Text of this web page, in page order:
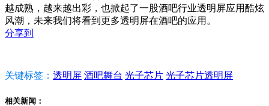
越成熟，越来越出彩，也掀起了一股酒吧行业透明屏应用酷炫
风潮，未来我们将看到更多透明屏在酒吧的应用。
分享到
关键标签： 透明屏 酒吧舞台 光子芯片 光子芯片透明屏
相关新闻：